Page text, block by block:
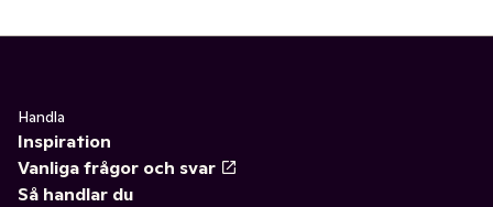
Handla
Inspiration
Vanliga frågor och svar
Så handlar du